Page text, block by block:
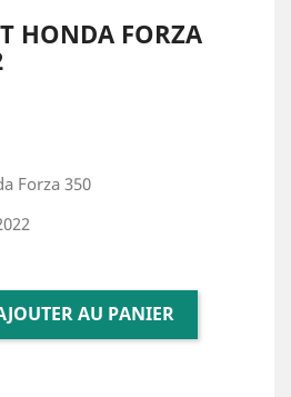
HONDA FORZA
Forza 350
AU PANIER